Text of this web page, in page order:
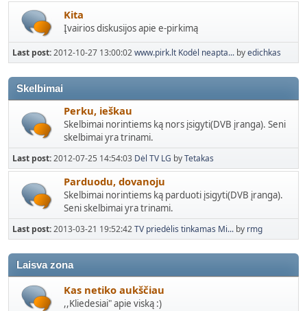
Kita
Įvairios diskusijos apie e-pirkimą
Last post:2012-10-27 13:00:02www.pirk.lt Kodėl neapta... byedichkas
Skelbimai
Perku, ieškau
Skelbimai norintiems ką nors įsigyti(DVB įranga). Seni
skelbimai yra trinami.
Last post:2012-07-25 14:54:03 Dėl TV LG byTetakas
Parduodu, dovanoju
Skelbimai norintiems ką parduoti įsigyti(DVB įranga).
Seni skelbimai yra trinami.
Last post:2013-03-21 19:52:42TV priedėlis tinkamas Mi... by rmg
Laisva zona
Kas netiko aukščiau
,,Kliedesiai" apie viską :)